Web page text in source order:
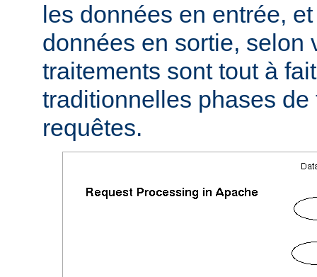
les données en entrée,
données en sortie, selon
traitements sont tout à
traditionnelles phases de
requêtes.